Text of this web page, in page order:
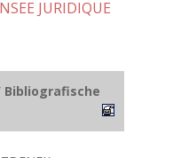
JURIDIQUE
Bibliografische